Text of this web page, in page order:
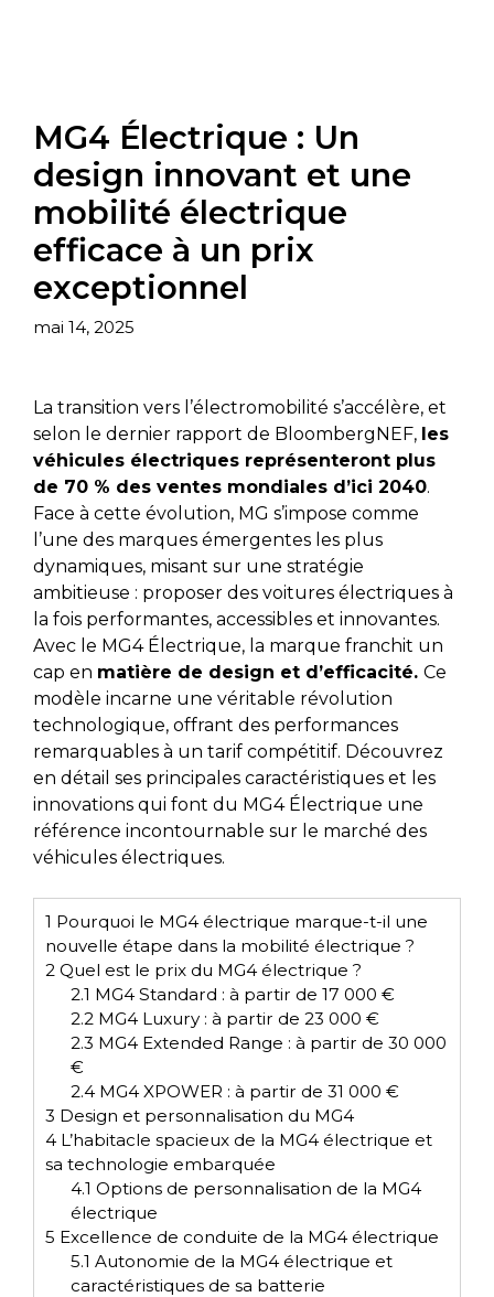
MG4 Électrique : Un
design innovant et une
mobilité électrique
efficace à un prix
exceptionnel
mai 14, 2025
La transition vers l’électromobilité s’accélère, et
selon le dernier rapport de BloombergNEF, les
véhicules électriques représenteront plus
de 70 % des ventes mondiales d’ici 2040.
Face à cette évolution, MG s’impose comme
l’une des marques émergentes les plus
dynamiques, misant sur une stratégie
ambitieuse : proposer des voitures électriques à
la fois performantes, accessibles et innovantes.
Avec le MG4 Électrique, la marque franchit un
cap en matière de design et d’efficacité. Ce
modèle incarne une véritable révolution
technologique, offrant des performances
remarquables à un tarif compétitif. Découvrez
en détail ses principales caractéristiques et les
innovations qui font du MG4 Électrique une
référence incontournable sur le marché des
véhicules électriques.
1 Pourquoi le MG4 électrique marque-t-il une
nouvelle étape dans la mobilité électrique ?
2 Quel est le prix du MG4 électrique ?
2.1 MG4 Standard : à partir de 17 000 €
2.2MG4 Luxury : à partir de 23 000 €
2.3 MG4 Extended Range : à partir de 30 000
€
2.4MG4 XPOWER : à partir de 31 000 €
3 Design et personnalisation du MG4
4 L’habitacle spacieux de la MG4 électrique et
sa technologie embarquée
4.1 Options de personnalisation de la MG4
électrique
5 Excellence de conduite de la MG4 électrique
5.1 Autonomie de la MG4 électrique et
caractéristiques de sa batterie